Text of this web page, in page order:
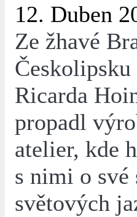
12. Duben
Ze žhavé
Ricarda
propadl
atelier, kde
s nimi o své
světových